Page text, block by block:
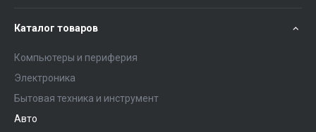
Каталог товаров
Компьютеры и периферия
Электроника
Бытовая техника и инструмент
Авто